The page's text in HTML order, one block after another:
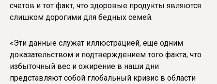
счетов и тот факт, что здоровые продукты являются
слишком дорогими для бедных семей.
«Эти данные служат иллюстрацией, еще одним
доказательством и подтверждением того факта, что
избыточный вес и ожирение в наши дни
представляют собой глобальный кризис в области